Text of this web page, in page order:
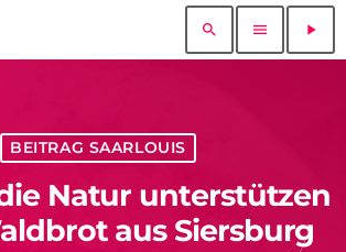
search menu play_arrow
BEITRAG SAARLOUIS
Natur unterstützen
aus Siersburg